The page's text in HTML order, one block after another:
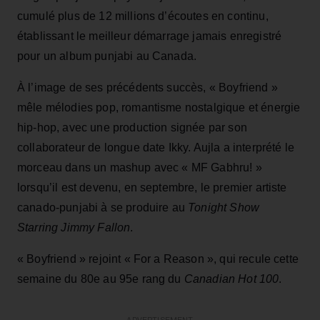
cumulé plus de 12 millions d’écoutes en continu,
établissant le meilleur démarrage jamais enregistré
pour un album punjabi au Canada.
À l’image de ses précédents succès, « Boyfriend »
mêle mélodies pop, romantisme nostalgique et énergie
hip-hop, avec une production signée par son
collaborateur de longue date Ikky. Aujla a interprété le
morceau dans un mashup avec « MF Gabhru! »
lorsqu’il est devenu, en septembre, le premier artiste
canado-punjabi à se produire au Tonight Show
Starring Jimmy Fallon.
« Boyfriend » rejoint « For a Reason », qui recule cette
semaine du 80e au 95e rang du Canadian Hot 100.